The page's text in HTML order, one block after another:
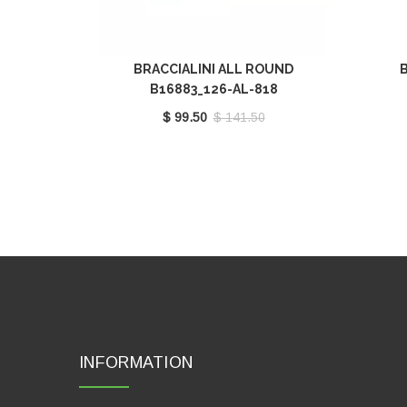
BRACCIALINI ALL ROUND
B16883_126-AL-818
$ 99.50 $ 141.50
INFORMATION